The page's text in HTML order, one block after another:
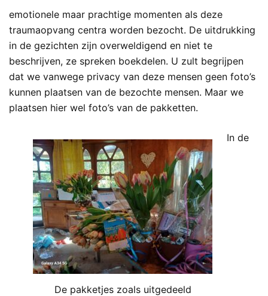
emotionele maar prachtige momenten als deze
traumaopvang centra worden bezocht. De uitdrukking
in de gezichten zijn overweldigend en niet te
beschrijven, ze spreken boekdelen. U zult begrijpen
dat we vanwege privacy van deze mensen geen foto’s
kunnen plaatsen van de bezochte mensen. Maar we
plaatsen hier wel foto’s van de pakketten.
De pakketjes zoals uitgedeeld
In de